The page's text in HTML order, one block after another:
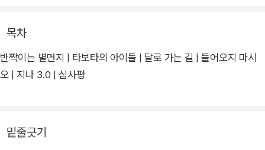
문해 당신의 믿음이 이루어졌다고 말하거나 불모지 행성에서 작
은 이끼를 발견하여 애지중지 돌본 이들이 금속과 실리콘 피부의
로봇들이라거나 고양이를 지키고 싶은 마음이 초능력보다 굳건
한 무기를 장착케 하거나.
우주적 존재들이 등장한다. 그리고 속삭인다. “온 우주가 네 친
목차
반짝이는 별먼지 | 타보타의 아이들 | 달로 가는 길 | 들어오지 마시
오 | 지나 3.0 | 심사평
밑줄긋기